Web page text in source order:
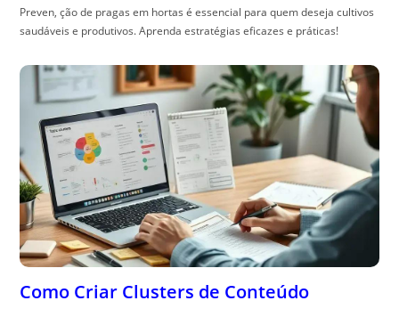
Preven, ção de pragas em hortas é essencial para quem deseja cultivos
saudáveis e produtivos. Aprenda estratégias eficazes e práticas!
Como Criar Clusters de Conteúdo